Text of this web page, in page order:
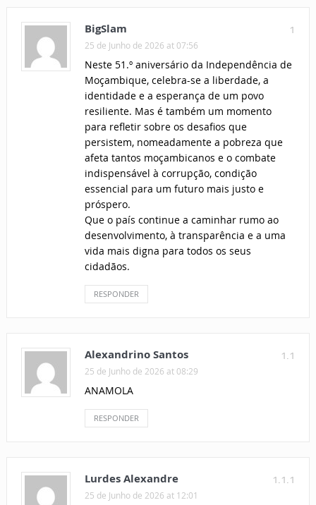
1
BigSlam
25 de Junho de 2026 at 07:56
Neste 51.º aniversário da Independência de
Moçambique, celebra-se a liberdade, a
identidade e a esperança de um povo
resiliente. Mas é também um momento
para refletir sobre os desafios que
persistem, nomeadamente a pobreza que
afeta tantos moçambicanos e o combate
indispensável à corrupção, condição
essencial para um futuro mais justo e
próspero.
Que o país continue a caminhar rumo ao
desenvolvimento, à transparência e a uma
vida mais digna para todos os seus
cidadãos.
RESPONDER
1.1
Alexandrino Santos
25 de Junho de 2026 at 08:29
ANAMOLA
RESPONDER
1.1.1
Lurdes Alexandre
25 de Junho de 2026 at 12:01